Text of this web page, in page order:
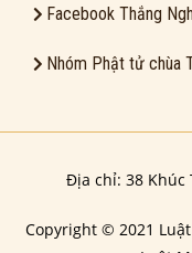
Facebook Thắng
Nhóm Phật tử chùa
Địa chỉ: 38 Khúc
Copyright © 2021